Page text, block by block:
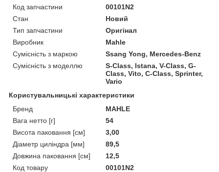
Код запчастини
00101N2
Стан
Новий
Тип запчастини
Оригінал
Виробник
Mahle
Сумісність з маркою
Ssang Yong, Mercedes-Benz
Сумісність з моделлю
S-Class, Istana, V-Class, G-
Class, Vito, C-Class, Sprinter,
Vario
Користувальницькі характеристики
Бренд
MAHLE
Вага нетто [г]
54
Висота паковання [см]
3,00
Діаметр циліндра [мм]
89,5
Довжина паковання [см]
12,5
Код товару
00101N2